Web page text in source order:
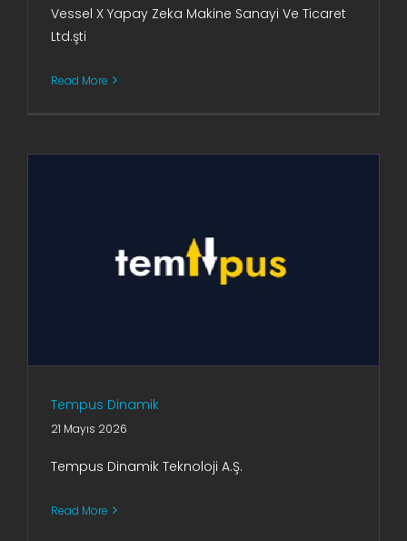
Vessel X Yapay Zeka Makine Sanayi Ve Ticaret
Ltd.şti
Read More
Tempus Dinamik
21 Mayıs 2026
Tempus Dinamik Teknoloji A.Ş.
Read More